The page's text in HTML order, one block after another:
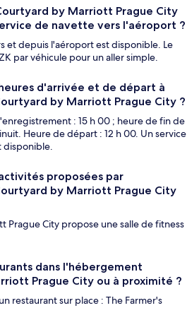
by Marriott Prague City
de navette vers l'aéroport ?
et depuis l'aéroport est disponible. Le
par véhicule pour un aller simple.
d'arrivée et de départ à
by Marriott Prague City ?
: 15 h 00 ; heure de fin de
Heure de départ : 12 h 00. Un service
disponible.
proposées par
by Marriott Prague City
Prague City propose une salle de fitness
dans l'hébergement
Prague City ou à proximité ?
restaurant sur place : The Farmer's